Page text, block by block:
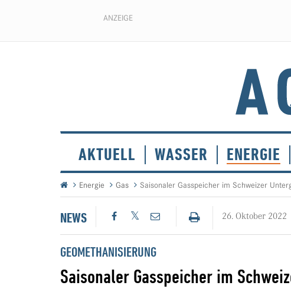
ANZEIGE
AKTUELL WASSER ENERGIE
Energie Gas Saisonaler Gasspeicher im Schweizer
NEWS 26. Oktober 2022
GEOMETHANISIERUNG
Saisonaler Gasspeicher im